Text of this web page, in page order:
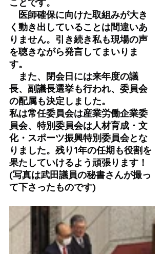
ことです。
医師確保に向けた取組みが大き
く動き出していることは間違いあ
りません。引き続き私も現場の声
を聴きながら発言してまいりま
す。
また、閉会日には来年度の議
長、副議長選挙も行われ、委員会
の配属も決定しました。
私は常任委員会は産業労働企業委
員会、特別委員会は人材育成・文
化・スポーツ振興特別委員会とな
りました。残り1年の任期も役割を
果たしていけるよう頑張ります！
(写真は武田議員の秘書さんが撮っ
て下さったものです)